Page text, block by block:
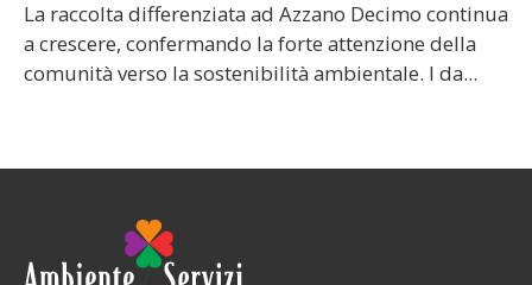
La raccolta differenziata ad Azzano Decimo continua
a crescere, confermando la forte attenzione della
comunità verso la sostenibilità ambientale. I da...